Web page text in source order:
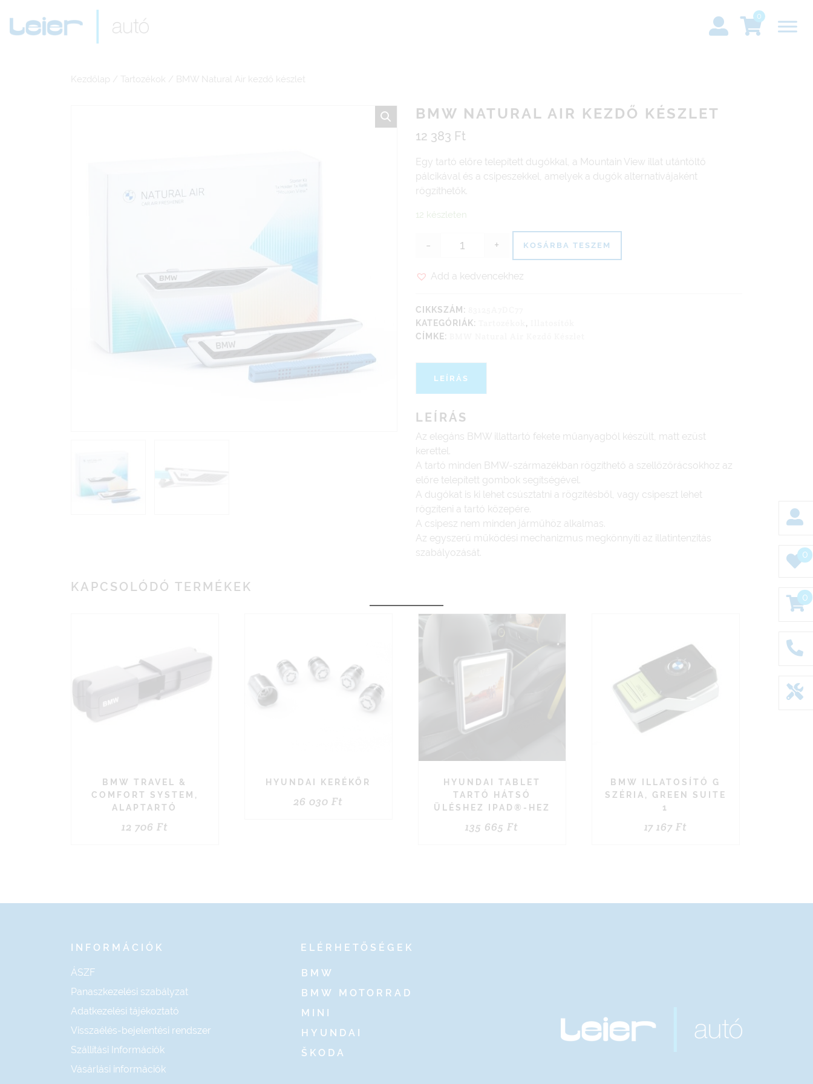
0
0
0
Kezdőlap / Tartozékok / BMW Natural Air kezdő készlet
BMW NATURAL AIR KEZDŐ KÉSZLET
12 383 Ft
Egy tartó előre telepített dugókkal, a Mountain View illat utántöltő
pálcikával és a csipeszekkel, amelyek a dugók alternatívájaként
rögzíthetők.
12 készleten
BMW Natural Air kezdő készlet mennyiség
- + KOSÁRBA TESZEM
Add a kedvencekhez
CIKKSZÁM:
KATEGÓRIÁK: ,
CÍMKE:
LEÍRÁS
LEÍRÁS
Az elegáns BMW illattartó fekete műanyagból készült, matt ezüst
kerettel.
A tartó minden BMW-származékban rögzíthető a szellőzőrácsokhoz az
előre telepített gombok segítségével.
A dugókat is ki lehet csúsztatni a rögzítésből, vagy csipeszt lehet
rögzíteni a tartó közepére.
A csipesz nem minden járműhöz alkalmas.
Az egyszerű működési mechanizmus megkönnyíti az illatintenzitás
szabályozását.
KAPCSOLÓDÓ TERMÉKEK
BMW TRAVEL &
COMFORT SYSTEM,
ALAPTARTÓ
12 706 Ft
HYUNDAI KERÉKŐR
26 030Ft
HYUNDAI TABLET
TARTÓ HÁTSÓ
ÜLÉSHEZ IPAD®-HEZ
135 665Ft
BMW ILLATOSÍTÓ G
SZÉRIA, GREEN SUITE
1
17 167 Ft
INFORMÁCIÓK
ÁSZF
Panaszkezelési szabályzat
Adatkezelési tájékoztató
Visszaélés-bejelentési rendszer
Szállítási Információk
Vásárlási információk
ELÉRHETŐSÉGEK
BMW
BMW MOTORRAD
MINI
HYUNDAI
ŠKODA